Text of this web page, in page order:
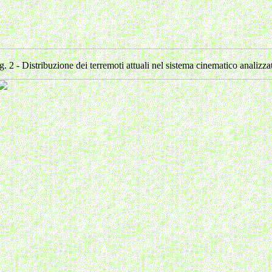
2 - Distribuzione dei terremoti attuali nel sistema cinematico